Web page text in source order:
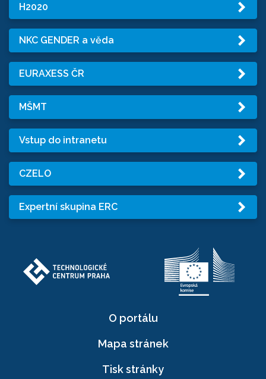
H2020
NKC GENDER a věda
EURAXESS ČR
MŠMT
Vstup do intranetu
CZELO
Expertní skupina ERC
O portálu
Mapa stránek
Tisk stránky